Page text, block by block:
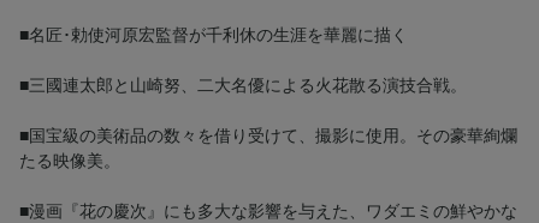
■名匠･勅使河原宏監督が千利休の生涯を華麗に描く
■三國連太郎と山崎努、二大名優による火花散る演技合戦。
■国宝級の美術品の数々を借り受けて、撮影に使用。その豪華絢爛
たる映像美。
■漫画『花の慶次』にも多大な影響を与えた、ワダエミの鮮やかな